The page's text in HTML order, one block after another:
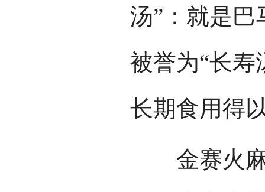
汤”：就是
被誉为“长寿
长期食用得
金赛火麻